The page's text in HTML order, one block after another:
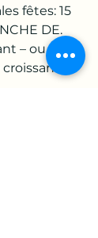
fêtes: 15
DE.
– ou